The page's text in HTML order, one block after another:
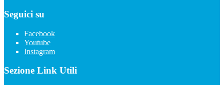
Seguici su
Facebook
Youtube
Instagram
Sezione Link Utili